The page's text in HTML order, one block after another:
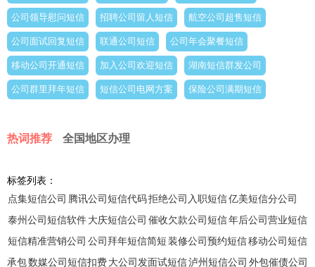
公司领导慰问短信 招聘公司留人短信 航空公司超售短信
公司面试回复短信 联通公司短信 公司年会聚餐短信
移动公司开通短信 加入公司欢迎短信 湖南短信群发公司
公司群里拜年短信 短信公司电网方案 保险公司满期短信
热词推荐 全国地区办理
标签列表：
点集短信公司 腾讯公司短信代码拒绝公司入职短信亿美短信分公司
泰州公司短信软件 大庆短信公司 催收欠款公司短信年后公司营业短信
短信精准营销公司 公司拜年短信简短 装修公司预约短信移动公司短信
承包数媒公司短信扣费 大公司发面试短信泸州短信公司 外包催债公司